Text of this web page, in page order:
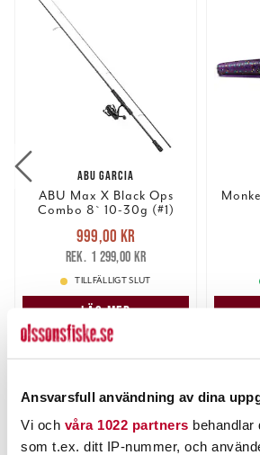
Ansvarsfull användning av dina
Vi och våra 1022 partners behandlar
som t.ex. ditt IP-nummer, och
ABU GARCIA
ABU Max X Black Ops
Combo 8` 10-30g (#1)
Nuvarande pris
999,00 krTidigare pris
1 299,00 kr
999,00 kr
1 299,00 kr
TILLFÄLLIGT SLUT
LÄS MER